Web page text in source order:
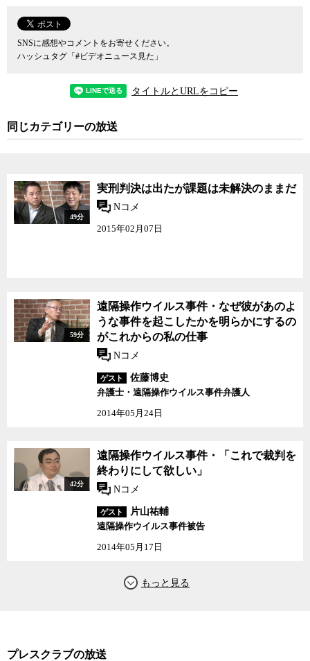
SNSに感想やコメントをお寄せください。
ハッシュタグ「#ビデオニュース見た」
タイトルとURLをコピー
同じカテゴリーの放送
49分
実刑判決は出たが課題は未解決のままだ
Nコメ
2015年02月07日
59分
遠隔操作ウイルス事件・なぜ彼があのよ
うな事件を起こしたかを明らかにするの
がこれからの私の仕事
Nコメ
ゲスト
佐藤博史
弁護士・遠隔操作ウイルス事件弁護人
2014年05月24日
42分
遠隔操作ウイルス事件・「これで裁判を
終わりにして欲しい」
Nコメ
ゲスト
片山祐輔
遠隔操作ウイルス事件被告
2014年05月17日
プレスクラブの放送